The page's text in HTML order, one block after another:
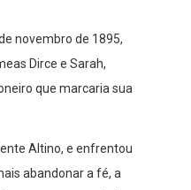
novembro de 1895,
Dirce e Sarah,
que marcaria sua
Altino, e enfrentou
abandonar a fé, a